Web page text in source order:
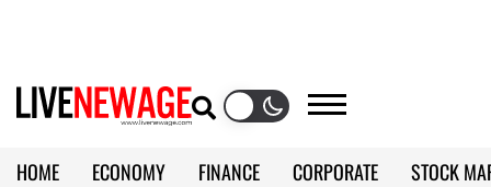
HOME ECONOMY FINANCE CORPORATE
STOCK